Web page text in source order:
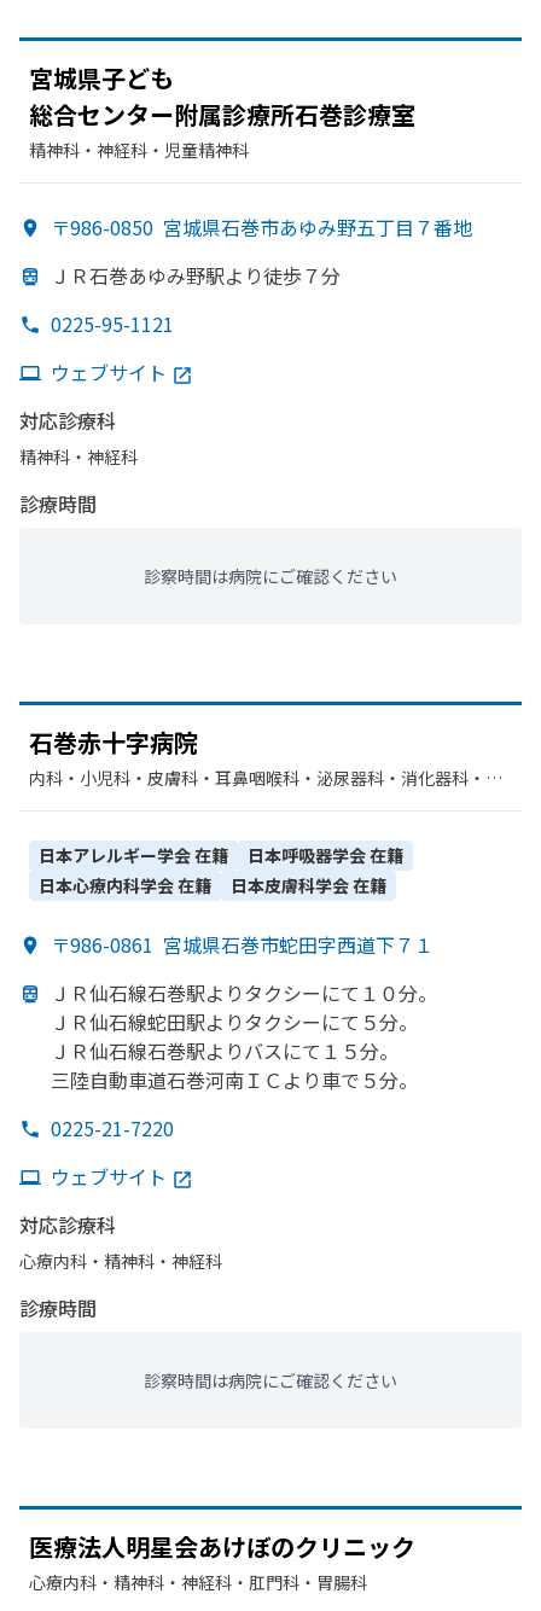
宮城県子ども
総合センター附属診療所石巻診療室
精神科・神経科・​児童精神科
〒986-0850 宮城県石巻市あゆみ野五丁目７番地
ＪＲ石巻あゆみ野駅より徒歩７分
0225-95-1121
ウェブサイト
対応診療科
精神科・神経科
診療時間
診察時間は病院にご確認ください
石巻赤十字病院
内科・​小児科・​皮膚科・​耳鼻咽喉科・​泌尿器科・​消化器科・​呼
外科・​小児外科・​産婦人科・​眼科・​リハビリテーション・​歯科
口腔外科・​麻酔科・​呼吸器外科・​歯科・​救急科・​乳腺外科・​感
染症内科・​放射線科・​臨床検査・病理診断
日本アレルギー学会在籍 日本呼吸器学会在籍
日本心療内科学会在籍 日本皮膚科学会在籍
〒986-0861 宮城県石巻市蛇田字西道下７１
ＪＲ仙石線石巻駅よりタクシーにて １０分。
ＪＲ仙石線蛇田駅よりタクシーにて５分。
ＪＲ仙石線石巻駅よりバスにて １５分。
三陸自動車道石巻河南ＩＣより車で ５分。
0225-21-7220
ウェブサイト
対応診療科
心療内科・​精神科・神経科
診療時間
診察時間は病院にご確認ください
医療法人明星会あけぼのクリニック
心療内科・​精神科・神経科・​肛門科・​胃腸科